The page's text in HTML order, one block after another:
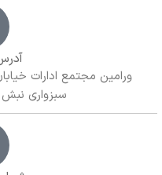
ورامین مجتمع ادارات
سبزواری